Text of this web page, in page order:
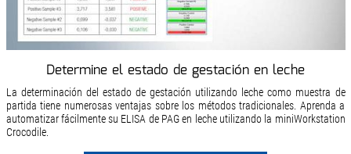
Determine el estado de gestación en leche
La determinación del estado de gestación utilizando leche como muestra de
partida tiene numerosas ventajas sobre los métodos tradicionales. Aprenda a
automatizar fácilmente su ELISA de PAG en leche utilizando la miniWorkstation
Crocodile.